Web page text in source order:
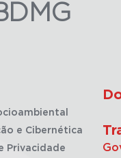
e Cibernética
Privacidade